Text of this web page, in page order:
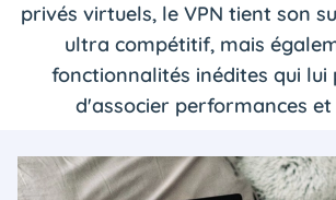
privés virtuels, le VPN tient son
ultra compétitif, mais
fonctionnalités inédites qui
d'associer performances et